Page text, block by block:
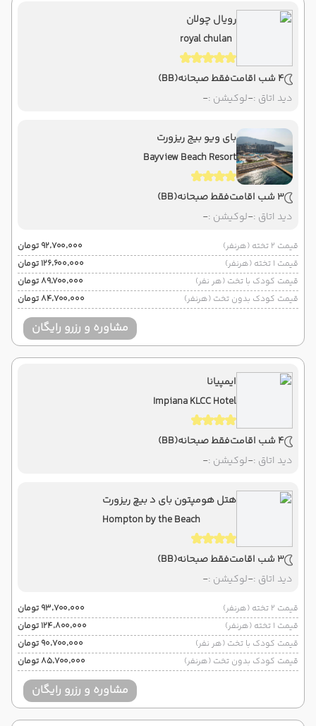
رویال چولان
royal chulan
4 شب اقامت فقط صبحانه(BB)
دید اتاق :-لوکیشن :-
بای ویو بیج ریزورت
Bayview Beach Resort
3 شب اقامت فقط صبحانه(BB)
دید اتاق :-لوکیشن :-
قیمت 2 تخته (هرنفر)
۹۲٬۷۰۰٬۰۰۰ تومان
قیمت 1 تخته (هرنفر)
۱۲۶٬۶۰۰٬۰۰۰ تومان
قیمت کودک با تخت (هر نفر)
۸۹٬۷۰۰٬۰۰۰ تومان
قیمت کودک بدون تخت (هرنفر)
۸۴٬۷۰۰٬۰۰۰ تومان
مشاوره و رزرو رایگان
ایمپیانا
Impiana KLCC Hotel
4 شب اقامت فقط صبحانه(BB)
دید اتاق :-لوکیشن :-
هتل هومپتون بای د بیچ ریزورت
Hompton by the Beach
3 شب اقامت فقط صبحانه(BB)
دید اتاق :-لوکیشن :-
قیمت 2 تخته (هرنفر)
۹۳٬۷۰۰٬۰۰۰ تومان
قیمت 1 تخته (هرنفر)
۱۲۴٬۸۰۰٬۰۰۰ تومان
قیمت کودک با تخت (هر نفر)
۹۰٬۷۰۰٬۰۰۰ تومان
قیمت کودک بدون تخت (هرنفر)
۸۵٬۷۰۰٬۰۰۰ تومان
مشاوره و رزرو رایگان